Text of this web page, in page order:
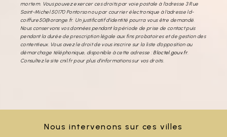
mortem. Vous pouvez exercer ces droits par voie postale à l'adresse 3 Rue
Saint-Michel 50170 Pontorson ou par courrier électronique à l'adresse ld-
coiffure50@orange.fr. Un justificatif d'identité pourra vous être demandé.
Nous conservons vos données pendant la période de prise de contact puis
pendant la durée de prescription légale aux fins probatoires et de gestion des
contentieux. Vous avez le droit de vous inscrire sur la liste d'opposition au
démarchage téléphonique, disponible à cette adresse :Bloctel.gouv.fr.
Consultez le site cnil.fr pour plus d’informations sur vos droits.
Nous intervenons sur ces villes